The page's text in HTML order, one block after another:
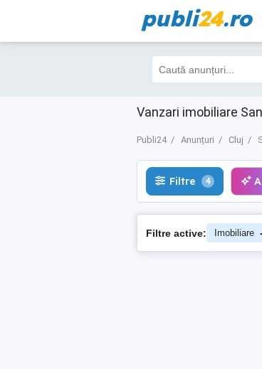
publi24.ro
Vanzari imobiliare
Publi24 Anunțuri Cluj
Filtre 4 AI
Filtre 4
Filtre active: Imobiliare